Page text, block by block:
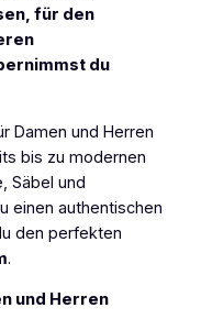
für den
du
Damen und Herren
bis zu modernen
Säbel und
einen authentischen
den perfekten
.
und Herren